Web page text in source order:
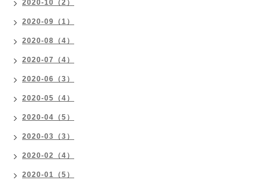
2020-10（2）
2020-09（1）
2020-08（4）
2020-07（4）
2020-06（3）
2020-05（4）
2020-04（5）
2020-03（3）
2020-02（4）
2020-01（5）